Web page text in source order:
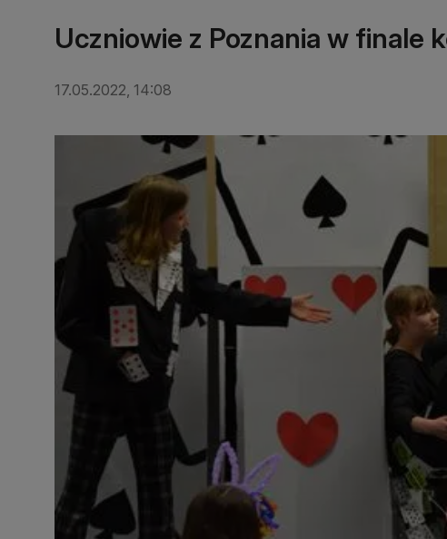
Uczniowie z Poznania w finale
17.05.2022, 14:08